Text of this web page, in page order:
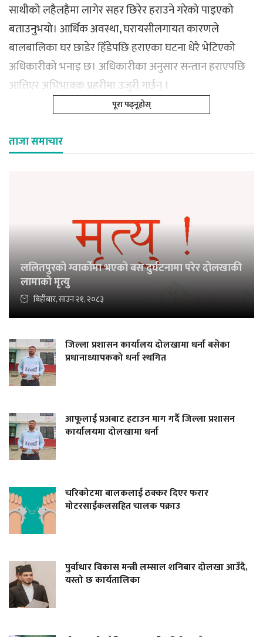
साथीको लहैलहैमा लागेर सहर छिरेर हराउने गरेको पाइएको
बताउनुभयो। आर्थिक अवस्था, घरायसीलगायत कारणले
बालबालिका घर छाडेर हिँडेपछि हराएका घटना धेरै भेटिएको
अधिकारीको भनाइ छ। अधिकारीका अनुसार सन्तान हराएपछि
आत्तिएर अभिभावक प्रहरीमा उजुरी गर्छन् ।
पूरा पढ्नूहोस्
ताजा समाचार
ललितपुरको ग्वार्कोमा भएको बस दुर्घटनामा परेर दोलखाकी
लामाको मृत्यु
बिहीबार, साउन २१, २०८३
जिल्ला प्रशासन कार्यालय दोलखामा धर्ना बसेका
प्रधानाध्यापकको धर्ना स्थगित
आफूलाई प्रअबाट हटाउन माग गर्दै जिल्ला प्रशासन
कार्यालयमा दोलखामा धर्ना
चरिकोटमा बालकलाई ठक्कर दिएर फरार
मोटरसाईकलसहित चालक पक्राउ
पुर्वाधार विकास मन्त्री लम्साल शनिबार दोलखा आउँदै,
यस्तो छ कार्यतालिका